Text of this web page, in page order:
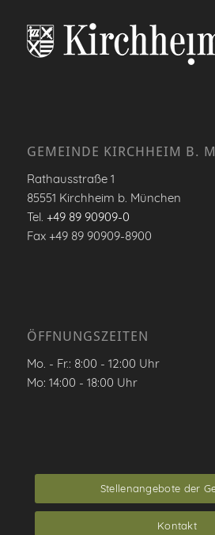
GEMEINDE KIRCHHEIM B.
Rathausstraße 1
85551 Kirchheim b. München
Tel. +49 89 90909-0
Fax +49 89 90909-8900
ÖFFNUNGSZEITEN
Mo. - Fr.: 8:00 - 12:00 Uhr
Mo: 14:00 - 18:00 Uhr
Stellenangebote der
Kontakt